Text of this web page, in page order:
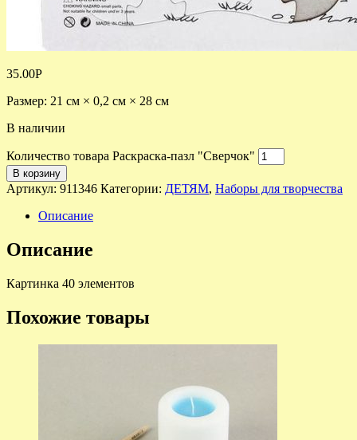
35.00Р
Размер: 21 см × 0,2 см × 28 см
В наличии
Количество товара Раскраска-пазл "Сверчок"
В корзину
Артикул: 911346 Категории: ДЕТЯМ, Наборы для творчества
Описание
Описание
Картинка 40 элементов
Похожие товары